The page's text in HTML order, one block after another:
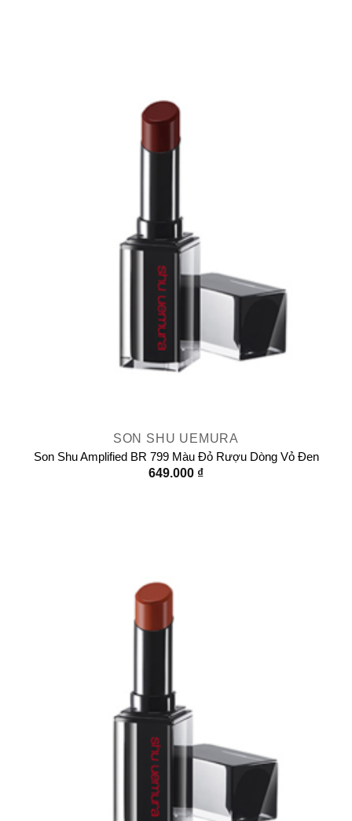
SON SHU UEMURA
Son Shu Amplified BR 799 Màu Đỏ Rượu Dòng Vỏ Đen
649.000 ₫